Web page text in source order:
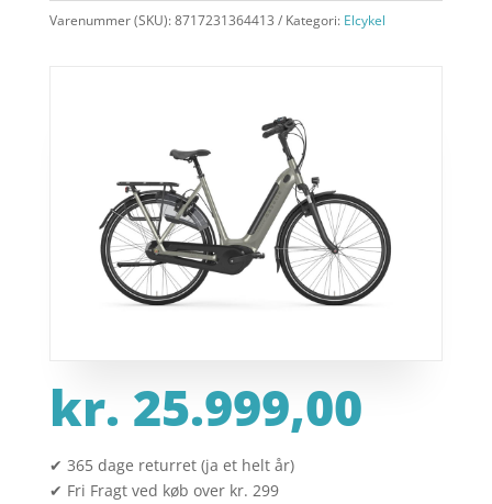
Varenummer (SKU):8717231364413 Kategori: Elcykel
kr. 25.999,00
✔ 365 dage returret (ja et helt år)
✔ Fri Fragt ved køb over kr. 299